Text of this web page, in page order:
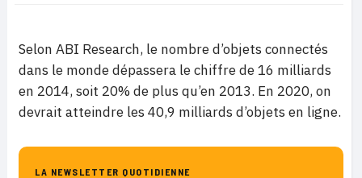
Selon ABI Research, le nombre d’objets connectés
dans le monde dépassera le chiffre de 16 milliards
en 2014, soit 20% de plus qu’en 2013. En 2020, on
devrait atteindre les 40,9 milliards d’objets en ligne.
LA NEWSLETTER QUOTIDIENNE